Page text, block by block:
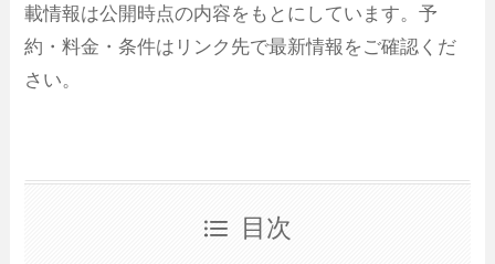
載情報は公開時点の内容をもとにしています。予
約・料金・条件はリンク先で最新情報をご確認くだ
さい。
目次